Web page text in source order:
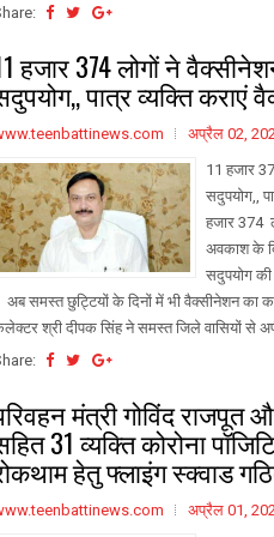
हजार 374 लोगों ने
पात्र व्यक्ति
अप्रैल 02,
11 हजार
सदुपयोग,,
हजार 374
अवकाश के
सदुपयोग की
अब समस्त छुट्टियों के दिनों में भी वैक्सीनेशन का
श्री दीपक सिंह ने समस्त जिले वासियों से
मंत्री गोविंद राजपूत
31 व्यक्ति कोरोना
हेतु फ्लाइंग स्क्वाड
अप्रैल 01,